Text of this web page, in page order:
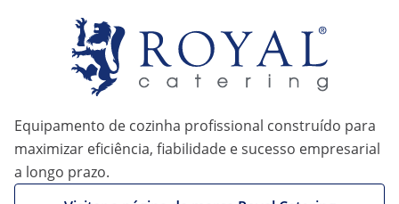
Equipamento de cozinha profissional construído para
maximizar eficiência, fiabilidade e sucesso empresarial
a longo prazo.